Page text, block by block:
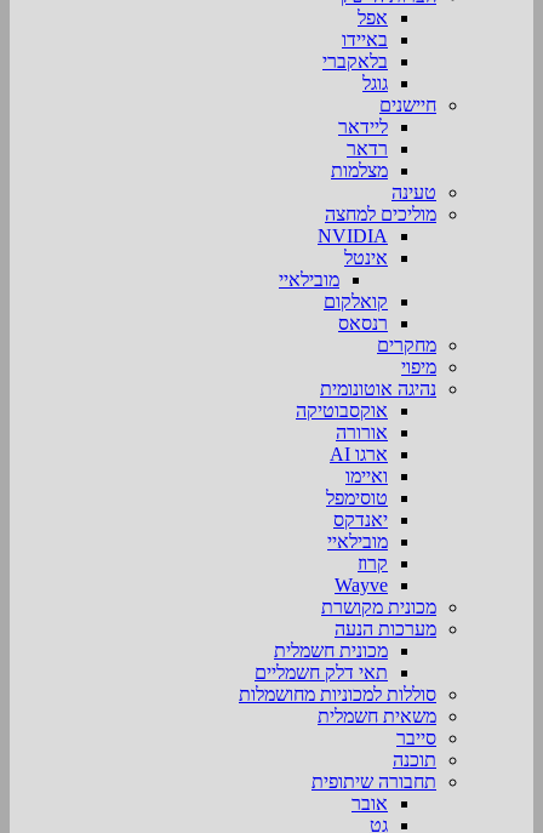
אפל
באיידו
בלאקברי
גוגל
חיישנים
ליידאר
רדאר
מצלמות
טעינה
מוליכים למחצה
NVIDIA
אינטל
מובילאיי
קואלקום
רנסאס
מחקרים
מיפוי
נהיגה אוטונומית
אוקסבוטיקה
אורורה
ארגו AI
ואיימו
טוסימפל
יאנדקס
מובילאיי
קרוז
Wayve
מכונית מקושרת
מערכות הנעה
מכונית חשמלית
תאי דלק חשמליים
סוללות למכוניות מחושמלות
משאית חשמלית
סייבר
תוכנה
תחבורה שיתופית
אובר
גט